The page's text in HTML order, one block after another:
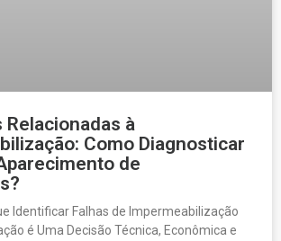
Relacionadas à
Como Diagnosticar
de
Identificar Falhas de Impermeabilização
é Uma Decisão Técnica, Econômica e